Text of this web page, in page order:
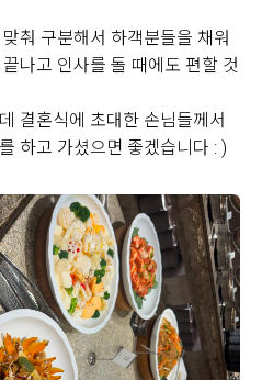
성되어 있었는데 김치와 무침류,
갈하게 준비되어 있었고, 전체
않아 부담 없이 즐길 수 있었습
우도 거의 없었고 직원분들이
서 사람들이 몰려도 크게 불편하
한식·양식·해산물 등 골고루 갖춰
족할 만한 구성이라고 느꼈습니
도와 관리 상태가 좋아 하객분
생각이 들었습니다.
0
04 5명 읽음
홀을 방문한 뒤 상담을 받고 계약
춰 구분해서 하객분들을 채워
나고 인사를 돌 때에도 편할 것
결혼식에 초대한 손님들께서
하고 가셨으면 좋겠습니다 : )